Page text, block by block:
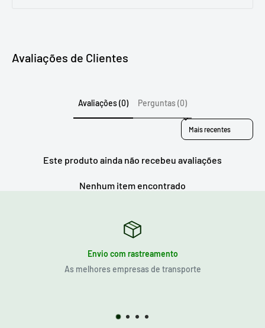
Avaliações de Clientes
Avaliações (0) Perguntas (0)
Sort reviews by
Este produto ainda não recebeu avaliações
Nenhum item encontrado
Envio com rastreamento
As melhores empresas de transporte